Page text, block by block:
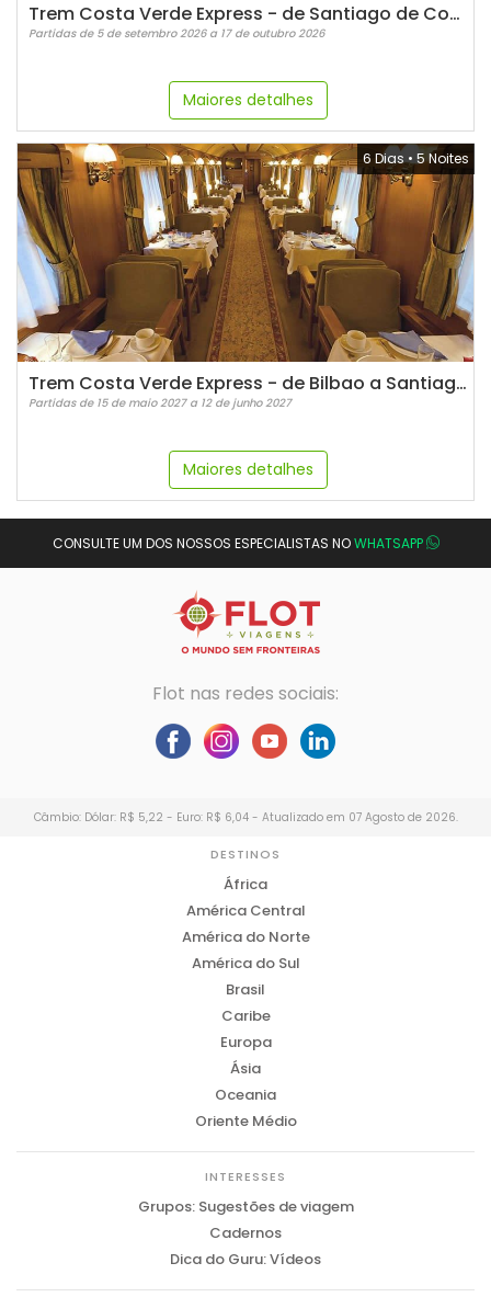
Trem Costa Verde Express - de Santiago de Compostela a Bilbao
Partidas de 5 de setembro 2026 a 17 de outubro 2026
Maiores detalhes
6 Dias• 5 Noites
Trem Costa Verde Express - de Bilbao a Santiago de Compostela
Partidas de 15 de maio 2027 a 12 de junho 2027
Maiores detalhes
CONSULTE UM DOS NOSSOS ESPECIALISTAS NOWHATSAPP
Flot nas redes sociais:
Câmbio: Dólar: R$ 5,22 - Euro: R$ 6,04 - Atualizado em 07 Agosto de 2026.
DESTINOS
África
América Central
América do Norte
América do Sul
Brasil
Caribe
Europa
Ásia
Oceania
Oriente Médio
INTERESSES
Grupos: Sugestões de viagem
Cadernos
Dica do Guru: Vídeos